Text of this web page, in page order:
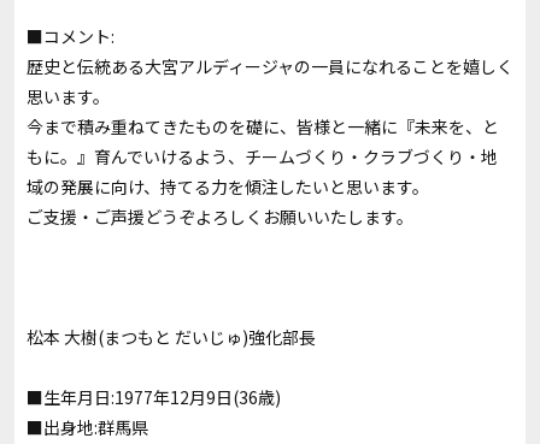
■コメント:
歴史と伝統ある大宮アルディージャの一員になれることを嬉しく
思います。
今まで積み重ねてきたものを礎に、皆様と一緒に『未来を、と
もに。』育んでいけるよう、チームづくり・クラブづくり・地
域の発展に向け、持てる力を傾注したいと思います。
ご支援・ご声援どうぞよろしくお願いいたします。
松本 大樹(まつもと だいじゅ)強化部長
■生年月日:1977年12月9日(36歳)
■出身地:群馬県